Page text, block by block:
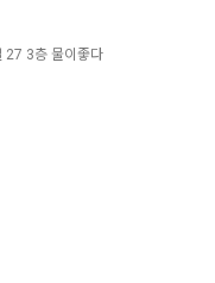
27 3층 물이좋다